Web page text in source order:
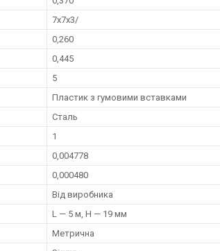
7x7x3/
0,260
0,445
5
Пластик з гумовими вставками
Сталь
1
0,004778
0,000480
Від виробника
L — 5 м, H — 19 мм
Метрична